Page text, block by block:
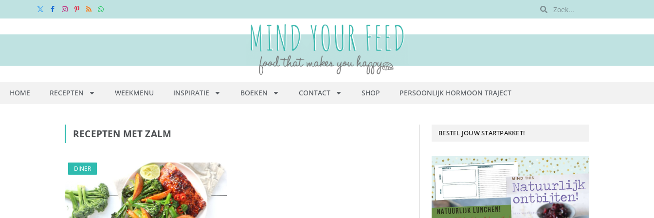
X
FacebookInstagram
Pinterest
RSSWhatsApp
HOME RECEPTEN WEEKMENU INSPIRATIE BOEKEN CONTACT SHOP PERSOONLIJK HORMOON TRAJECT
RECEPTEN MET ZALM
DINER
BESTEL JOUW STARTPAKKET!